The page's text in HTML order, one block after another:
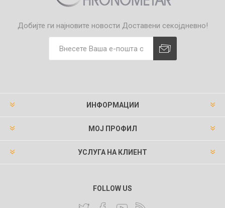
Добијте ги најновите новости Доставени секојдневно!
ИНФОРМАЦИИ
МОЈ ПРОФИЛ
УСЛУГА НА КЛИЕНТ
FOLLOW US